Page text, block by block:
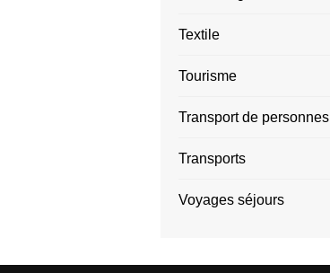
Textile
Tourisme
Transport de personnes
Transports
Voyages séjours